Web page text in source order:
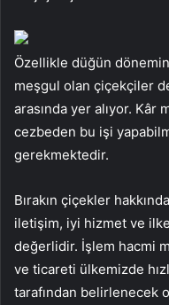
Özellikle düğün
meşgul olan çiçekçiler
arasında yer alıyor. Kâr
cezbeden bu işi
gerekmektedir.
Bırakın çiçekler
iletişim, iyi hizmet ve
değerlidir. İşlem hacmi
ve ticareti ülkemizde
tarafından belirlenecek